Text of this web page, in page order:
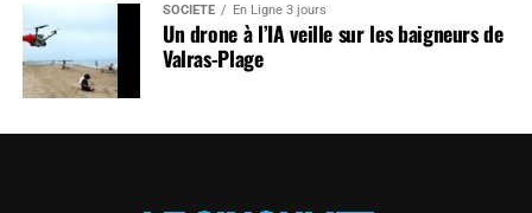
SOCIÉTÉ En Ligne 3 jours
Un drone à l’IA veille sur les baigneurs de
Valras-Plage